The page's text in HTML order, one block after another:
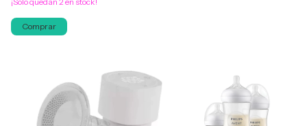
Comprar